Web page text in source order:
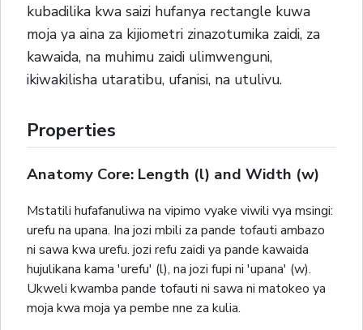
kubadilika kwa saizi hufanya rectangle kuwa
moja ya aina za kijiometri zinazotumika zaidi, za
kawaida, na muhimu zaidi ulimwenguni,
ikiwakilisha utaratibu, ufanisi, na utulivu.
Properties
Anatomy Core: Length (l) and Width (w)
Mstatili hufafanuliwa na vipimo vyake viwili vya msingi:
urefu na upana. Ina jozi mbili za pande tofauti ambazo
ni sawa kwa urefu. jozi refu zaidi ya pande kawaida
hujulikana kama 'urefu' (l), na jozi fupi ni 'upana' (w).
Ukweli kwamba pande tofauti ni sawa ni matokeo ya
moja kwa moja ya pembe nne za kulia.